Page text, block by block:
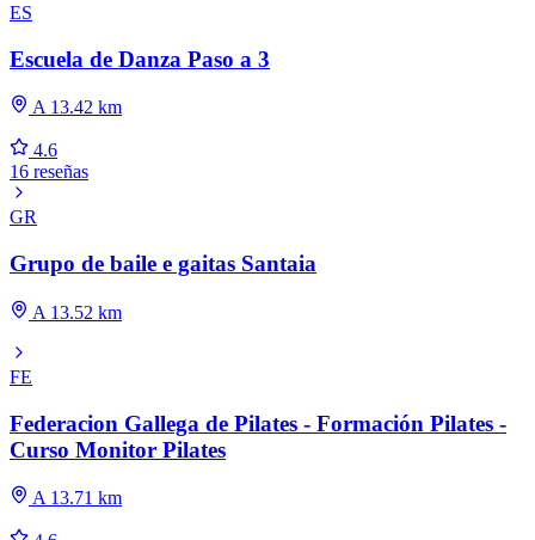
ES
Escuela de Danza Paso a 3
A 13.42 km
4.6
16 reseñas
GR
Grupo de baile e gaitas Santaia
A 13.52 km
FE
Federacion Gallega de Pilates - Formación Pilates -
Curso Monitor Pilates
A 13.71 km